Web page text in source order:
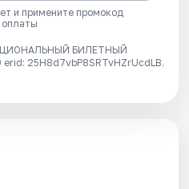
и примените промокод
оплаты
БИЛЕТНЫЙ
25H8d7vbP8SRTvHZrUcdLB.